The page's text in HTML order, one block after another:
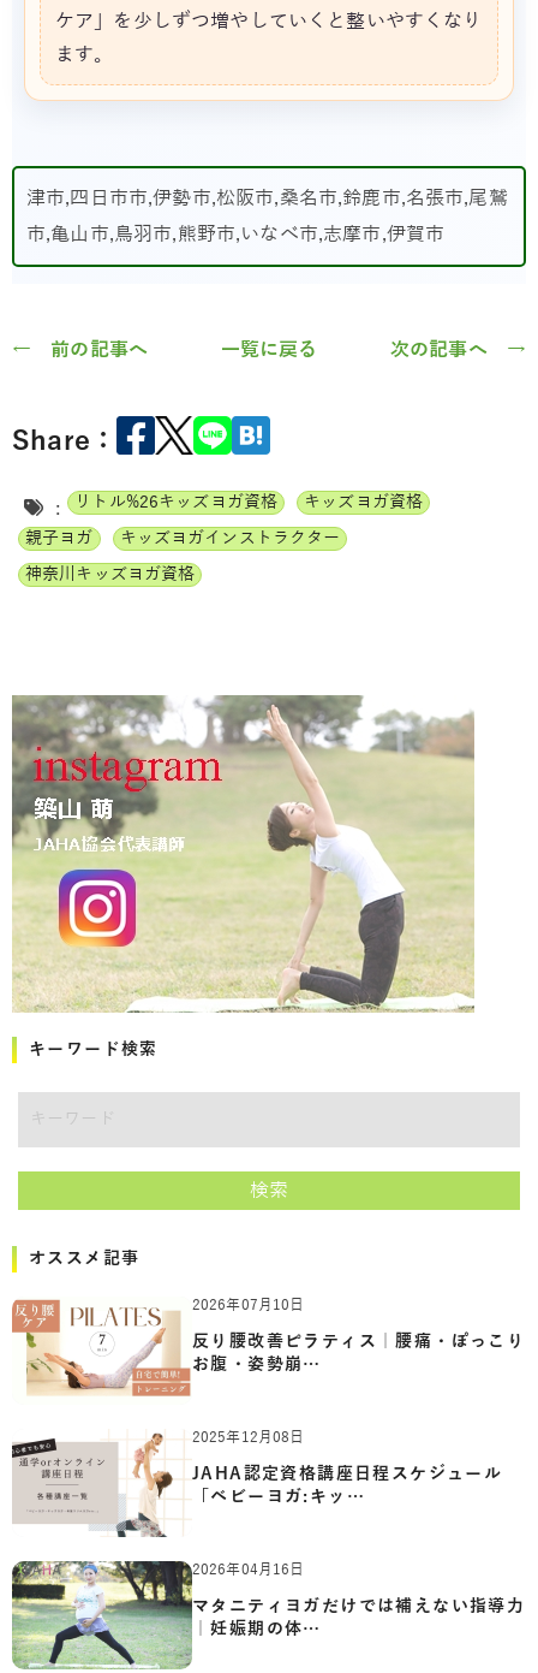
ケア」を少しずつ増やしていくと整いやすくなり
ます。
津市,四日市市,伊勢市,松阪市,桑名市,鈴鹿市,名張市,尾鷲
市,亀山市,鳥羽市,熊野市,いなべ市,志摩市,伊賀市
← 前の記事へ 一覧に戻る 次の記事へ →
Share：
: リトル%26キッズヨガ資格
キッズヨガ資格
親子ヨガ
キッズヨガインストラクター
神奈川キッズヨガ資格
キーワード検索
検索
オススメ記事
2026年07月10日
反り腰改善ピラティス｜腰痛・ぽっこり
お腹・姿勢崩…
2025年12月08日
JAHA認定資格講座日程スケジュール
「ベビーヨガ:キッ…
2026年04月16日
マタニティヨガだけでは補えない指導力
｜妊娠期の体…